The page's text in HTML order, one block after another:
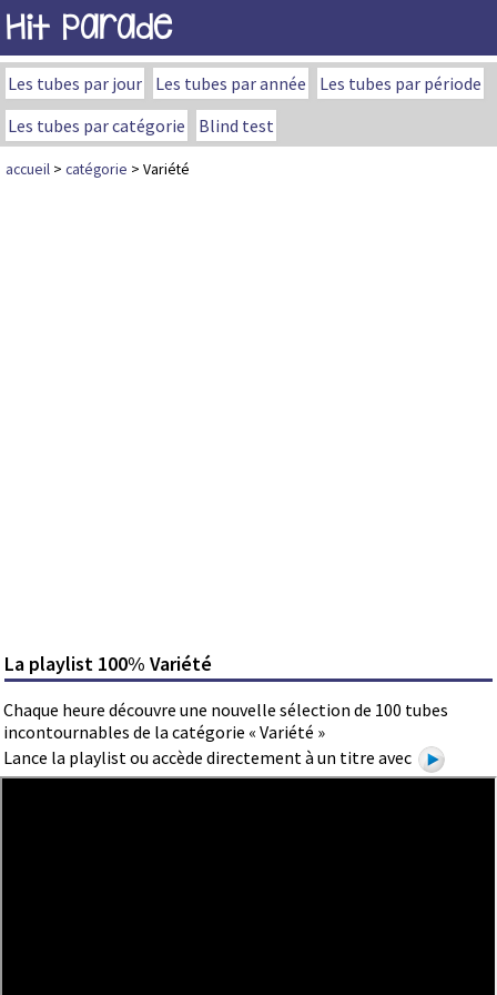
Hit Parade
Les tubes par jour Les tubes par année
Les tubes par période
Les tubes par catégorie
Blind test
accueil > catégorie > Variété
La playlist 100% Variété
Chaque heure découvre une nouvelle sélection de 100 tubes
incontournables de la catégorie « Variété »
Lance la playlist ou accède directement à un titre avec